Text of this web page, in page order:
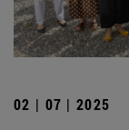
02 | 07 | 2025